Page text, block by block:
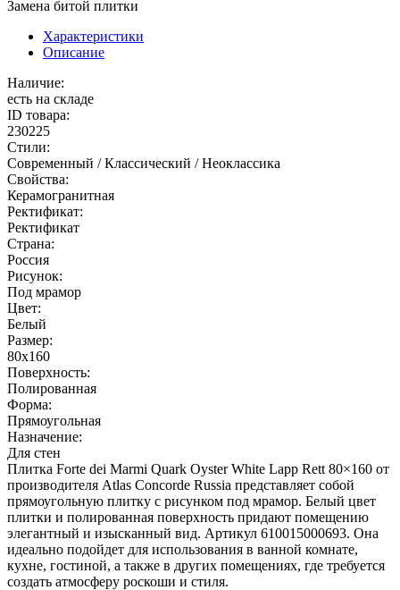
Замена битой плитки
Характеристики
Описание
Наличие:
есть на складе
ID товара:
230225
Стили:
Современный / Классический / Неоклассика
Свойства:
Керамогранитная
Ректификат:
Ректификат
Страна:
Россия
Рисунок:
Под мрамор
Цвет:
Белый
Размер:
80x160
Поверхность:
Полированная
Форма:
Прямоугольная
Назначение:
Для стен
Плитка Forte dei Marmi Quark Oyster White Lapp Rett 80×160 от
производителя Atlas Concorde Russia представляет собой
прямоугольную плитку с рисунком под мрамор. Белый цвет
плитки и полированная поверхность придают помещению
элегантный и изысканный вид. Артикул 610015000693. Она
идеально подойдет для использования в ванной комнате,
кухне, гостиной, а также в других помещениях, где требуется
создать атмосферу роскоши и стиля.